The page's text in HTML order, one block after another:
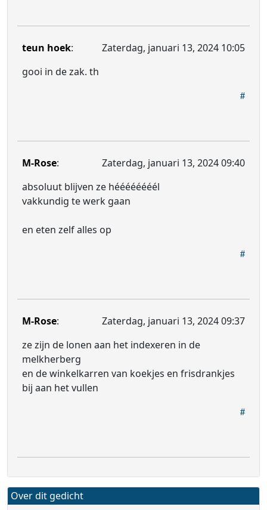
teun hoek:
Zaterdag, januari 13, 2024 10:05
gooi in de zak. th
M-Rose:
Zaterdag, januari 13, 2024 09:40
absoluut blijven ze héééééééél
vakkundig te werk gaan
en eten zelf alles op
M-Rose:
Zaterdag, januari 13, 2024 09:37
ze zijn de lonen aan het indexeren in de
melkherberg
en de winkelkarren van koekjes en frisdrankjes
bij aan het vullen
Over dit gedicht